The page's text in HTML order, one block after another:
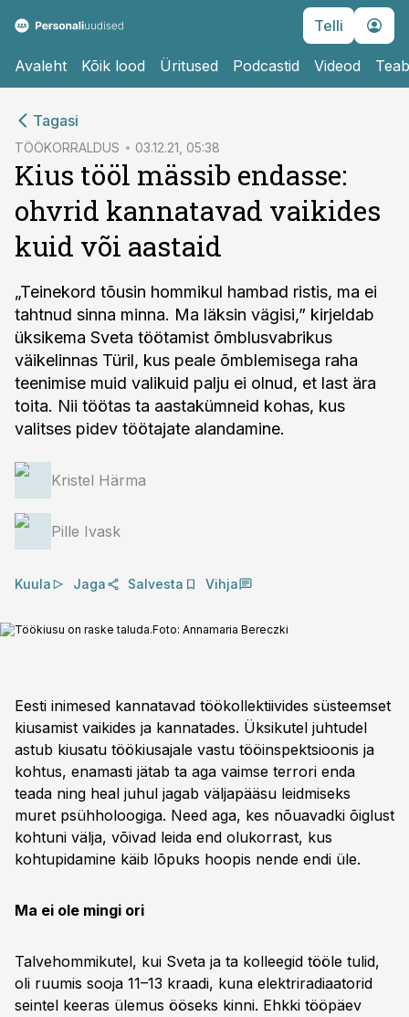
Telli
Avaleht Kõik lood Üritused Podcastid Videod
Tagasi
TÖÖKORRALDUS 03.12.21, 05:38
Kius tööl mässib endasse:
ohvrid kannatavad vaikides
kuid või aastaid
„Teinekord tõusin hommikul hambad ristis, ma ei
tahtnud sinna minna. Ma läksin vägisi,” kirjeldab
üksikema Sveta töötamist õmblusvabrikus
väikelinnas Türil, kus peale õmblemisega raha
teenimise muid valikuid palju ei olnud, et last ära
toita. Nii töötas ta aastakümneid kohas, kus
valitses pidev töötajate alandamine.
Kristel Härma
Pille Ivask
Kuula Jaga Salvesta Vihja
Töökiusu on raske taluda.Foto: Annamaria Bereczki
Eesti inimesed kannatavad töökollektiivides süsteemset
kiusamist vaikides ja kannatades. Üksikutel juhtudel
astub kiusatu töökiusajale vastu tööinspektsioonis ja
kohtus, enamasti jätab ta aga vaimse terrori enda
teada ning heal juhul jagab väljapääsu leidmiseks
muret psühholoogiga. Need aga, kes nõuavadki õiglust
kohtuni välja, võivad leida end olukorrast, kus
kohtupidamine käib lõpuks hoopis nende endi üle.
Ma ei ole mingi ori
Talvehommikutel, kui Sveta ja ta kolleegid tööle tulid,
oli ruumis sooja 11–13 kraadi, kuna elektriradiaatorid
seintel keeras ülemus ööseks kinni. Ehkki tööpäev